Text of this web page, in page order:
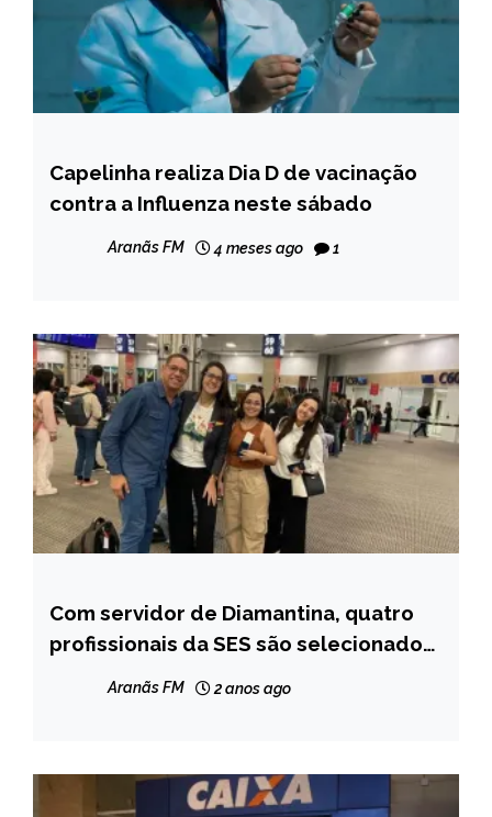
CAPELINHA
NOTÍCIAS
Capelinha realiza Dia D de vacinação
contra a Influenza neste sábado
Aranãs FM 4 meses ago 1
MINAS
GERAIS
NOTÍCIAS
Com servidor de Diamantina, quatro
profissionais da SES são selecionados
Aranãs FM 2 anos ago